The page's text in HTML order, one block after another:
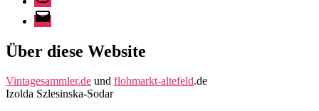
E-
Mail
Über diese Website
Vintagesammler.de und flohmarkt-altefeld.de
Izolda Szlesinska-Sodar